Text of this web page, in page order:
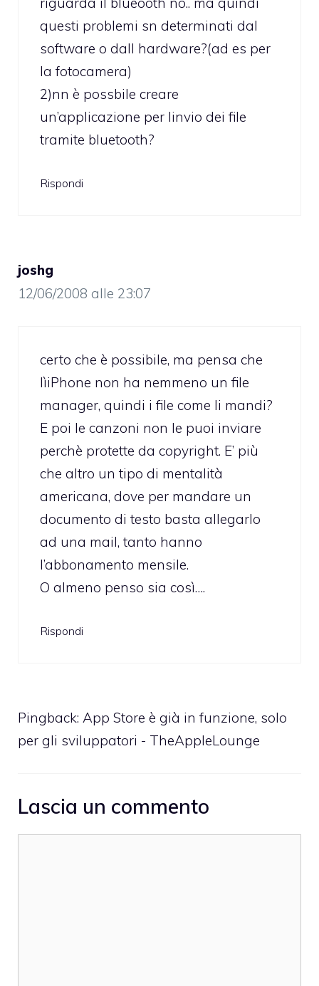
questi problemi sn determinati dal
software o dall hardware?(ad es per
la fotocamera)
2)nn è possbile creare
un’applicazione per linvio dei file
tramite bluetooth?
Rispondi
joshg
12/06/2008 alle 23:07
certo che è possibile, ma pensa che
lìiPhone non ha nemmeno un file
manager, quindi i file come li mandi?
E poi le canzoni non le puoi inviare
perchè protette da copyright. E’ più
che altro un tipo di mentalità
americana, dove per mandare un
documento di testo basta allegarlo
ad una mail, tanto hanno
l’abbonamento mensile.
O almeno penso sia così….
Rispondi
Pingback: App Store è già in funzione, solo
per gli sviluppatori - TheAppleLounge
Lascia un commento